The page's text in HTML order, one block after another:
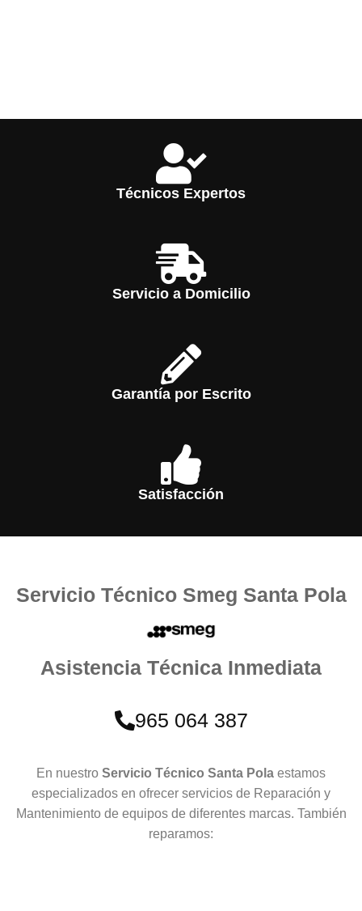
Técnicos Expertos
Servicio a Domicilio
Garantía por Escrito
Satisfacción
Servicio Técnico Smeg Santa Pola
Asistencia Técnica Inmediata
965 064 387
En nuestro Servicio Técnico Santa Pola estamos
especializados en ofrecer servicios de Reparación y
Mantenimiento de equipos de diferentes marcas. También
reparamos: